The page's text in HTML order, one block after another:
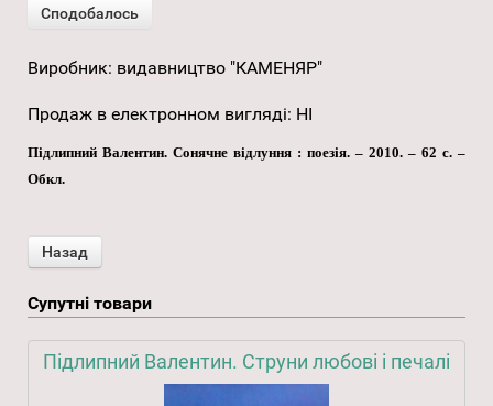
Виробник: видавництво "КАМЕНЯР"
Продаж в електронном вигляді: НІ
Підлипний Валентин. Сонячне відлуння : поезія. – 2010. – 62 с. –
Обкл.
Супутні товари
Підлипний Валентин. Струни любові і печалі